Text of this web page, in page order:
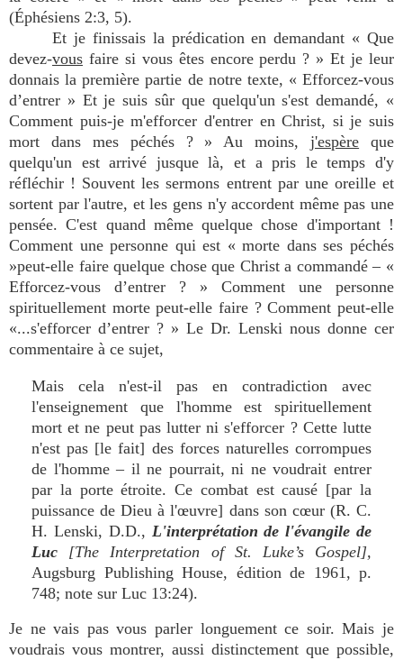
(Éphésiens 2:3, 5).
Et je finissais la prédication en demandant « Que
devez-vous faire si vous êtes encore perdu ? » Et je leur
donnais la première partie de notre texte, « Efforcez-vous
d’entrer » Et je suis sûr que quelqu'un s'est demandé, «
Comment puis-je m'efforcer d'entrer en Christ, si je suis
mort dans mes péchés ? » Au moins,j'espère que
quelqu'un est arrivé jusque là, et a pris le temps d'y
réfléchir ! Souvent les sermons entrent par une oreille et
sortent par l'autre, et les gens n'y accordent même pas une
pensée. C'est quand même quelque chose d'important !
Comment une personne qui est « morte dans ses péchés
»peut-elle faire quelque chose que Christ a commandé – «
Efforcez-vous d’entrer ? » Comment une personne
spirituellement morte peut-elle faire ? Comment peut-elle
«...s'efforcer d’entrer ? » Le Dr. Lenski nous donne cer
commentaire à ce sujet,
Mais cela n'est-il pas en contradiction avec
l'enseignement que l'homme est spirituellement
mort et ne peut pas lutter ni s'efforcer ? Cette lutte
n'est pas [le fait] des forces naturelles corrompues
de l'homme – il ne pourrait, ni ne voudrait entrer
par la porte étroite. Ce combat est causé [par la
puissance de Dieu à l'œuvre] dans son cœur (R. C.
H. Lenski, D.D., L'interprétation de l'évangile de
Luc
[The Interpretation of St. Luke’s Gospel],
Augsburg Publishing House, édition de 1961, p.
748; note sur Luc 13:24).
Je ne vais pas vous parler longuement ce soir. Mais je
voudrais vous montrer, aussi distinctement que possible,